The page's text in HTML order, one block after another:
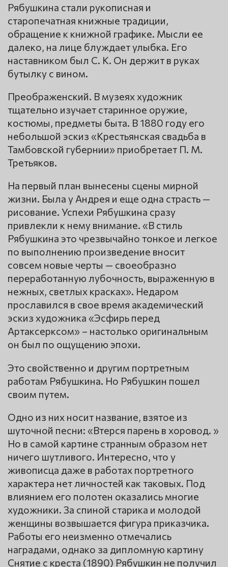
Рябушкина стали рукописная и
старопечатная книжные традиции,
обращение к книжной графике. Мысли ее
далеко, на лице блуждает улыбка. Его
наставником был С. К. Он держит в руках
бутылку с вином.
Преображенский. В музеях художник
тщательно изучает старинное оружие,
костюмы, предметы быта. В 1880 году его
небольшой эскиз «Крестьянская свадьба в
Тамбовской губернии» приобретает П. М.
Третьяков.
На первый план вынесены сцены мирной
жизни. Была у Андрея и еще одна страсть —
рисование. Успехи Рябушкина сразу
привлекли к нему внимание. «В стиль
Рябушкина это чрезвычайно тонкое и легкое
по выполнению произведение вносит
совсем новые черты — своеобразно
переработанную лубочность, выраженную в
нежных, светлых красках». Недаром
прославился в свое время академический
эскиз художника «Эсфирь перед
Артаксерксом» – настолько оригинальным
он был по ощущению эпохи.
Это свойственно и другим портретным
работам Рябушкина. Но Рябушкин пошел
своим путем.
Одно из них носит название, взятое из
шуточной песни: «Втерся парень в хоровод. »
Но в самой картине странным образом нет
ничего шутливого. Интересно, что у
живописца даже в работах портретного
характера нет личностей как таковых. Под
влиянием его полотен оказались многие
художники. За спиной старика и молодой
женщины возвышается фигура приказчика.
Работы его неизменно отмечались
наградами, однако за дипломную картину
Снятие с креста (1890) Рябушкин не получил